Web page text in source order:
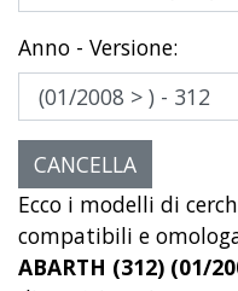
Anno - Versione:
Ecco i modelli di
compatibili e
ABARTH (312) (01/